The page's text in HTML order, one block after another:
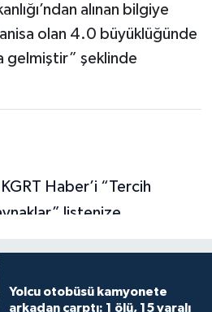
alınan bilgiye
olan 4.0 büyüklüğünde
gelmiştir” şeklinde
Yolcu otobüsü kamyonete
arkadan çarptı: 1 ölü, 15 yaralı